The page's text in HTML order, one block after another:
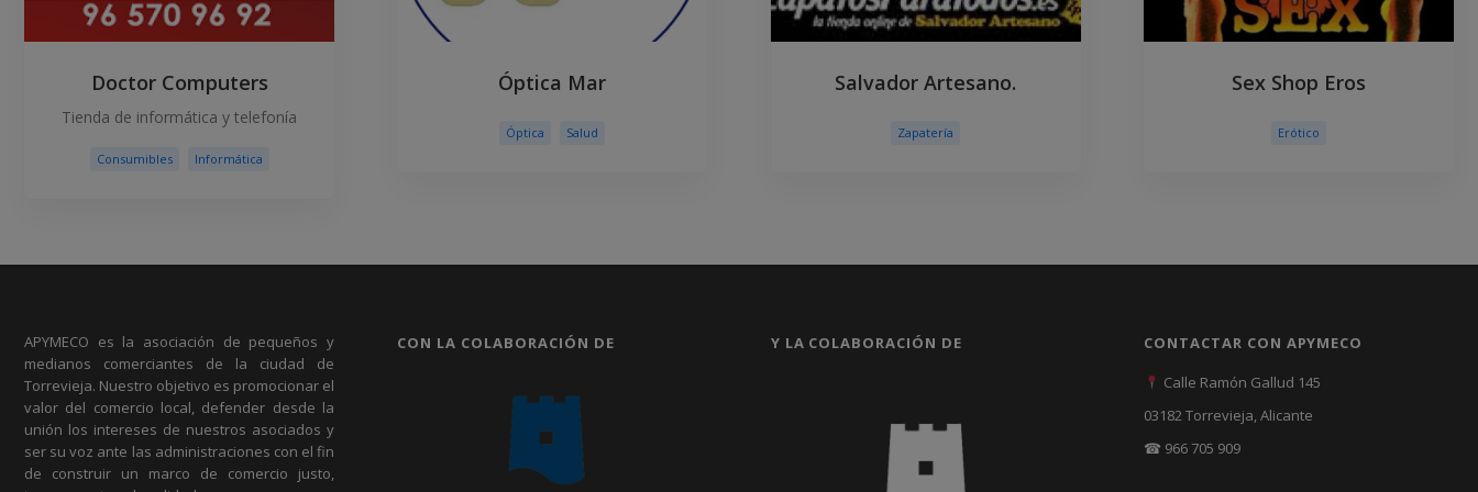
Doctor Computers
Tienda de informática y telefonía
Consumibles Informática
Óptica Mar
Óptica Salud
Salvador Artesano.
Zapatería
Sex Shop Eros
Erótico
APYMECO es la asociación de pequeños y
medianos comerciantes de la ciudad de
Torrevieja. Nuestro objetivo es promocionar el
valor del comercio local, defender desde la
unión los intereses de nuestros asociados y
ser su voz ante las administraciones con el fin
de construir un marco de comercio justo,
CON LA COLABORACIÓN DE Y LA COLABORACIÓN DE
CONTACTAR CON APYMECO
Calle Ramón Gallud 145
03182 Torrevieja, Alicante
☎ 966 705 909